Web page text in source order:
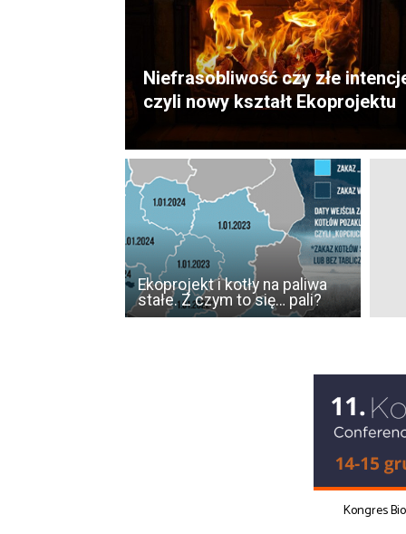
Niefrasobliwość czy złe
czyli nowy kształt Ekoprojektu
Ekoprojekt i kotły na paliwa
stałe. Z czym to się… pali?
Kongres